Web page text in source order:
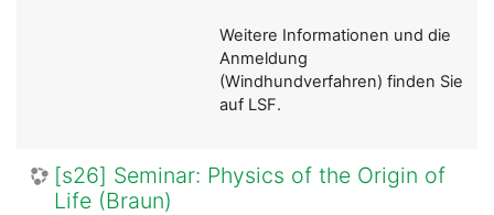
Weitere Informationen und die
Anmeldung
(Windhundverfahren) finden Sie
auf LSF.
[s26] Seminar: Physics of the Origin of
Life (Braun)